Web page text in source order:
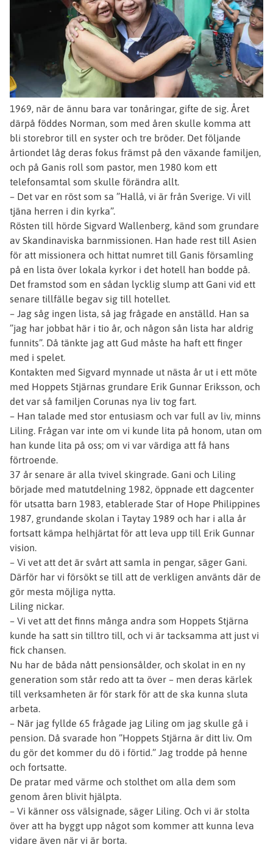
1969, när de ännu bara var tonåringar, gifte de sig. Året
därpå föddes Norman, som med åren skulle komma att
bli storebror till en syster och tre bröder. Det följande
årtiondet låg deras fokus främst på den växande familjen,
och på Ganis roll som pastor, men 1980 kom ett
telefonsamtal som skulle förändra allt.
– Det var en röst som sa ”Hallå, vi är från Sverige. Vi vill
tjäna herren i din kyrka”.
Rösten till hörde Sigvard Wallenberg, känd som grundare
av Skandinaviska barnmissionen. Han hade rest till Asien
för att missionera och hittat numret till Ganis församling
på en lista över lokala kyrkor i det hotell han bodde på.
Det framstod som en sådan lycklig slump att Gani vid ett
senare tillfälle begav sig till hotellet.
– Jag såg ingen lista, så jag frågade en anställd. Han sa
”jag har jobbat här i tio år, och någon sån lista har aldrig
funnits”. Då tänkte jag att Gud måste ha haft ett finger
med i spelet.
Kontakten med Sigvard mynnade ut nästa år ut i ett möte
med Hoppets Stjärnas grundare Erik Gunnar Eriksson, och
det var så familjen Corunas nya liv tog fart.
– Han talade med stor entusiasm och var full av liv, minns
Liling. Frågan var inte om vi kunde lita på honom, utan om
han kunde lita på oss; om vi var värdiga att få hans
förtroende.
37 år senare är alla tvivel skingrade. Gani och Liling
började med matutdelning 1982, öppnade ett dagcenter
för utsatta barn 1983, etablerade Star of Hope Philippines
1987, grundande skolan i Taytay 1989 och har i alla år
fortsatt kämpa helhjärtat för att leva upp till Erik Gunnar
vision.
– Vi vet att det är svårt att samla in pengar, säger Gani.
Därför har vi försökt se till att de verkligen använts där de
gör mesta möjliga nytta.
Liling nickar.
– Vi vet att det finns många andra som Hoppets Stjärna
kunde ha satt sin tilltro till, och vi är tacksamma att just vi
fick chansen.
Nu har de båda nått pensionsålder, och skolat in en ny
generation som står redo att ta över – men deras kärlek
till verksamheten är för stark för att de ska kunna sluta
arbeta.
– När jag fyllde 65 frågade jag Liling om jag skulle gå i
pension. Då svarade hon ”Hoppets Stjärna är ditt liv. Om
du gör det kommer du dö i förtid.” Jag trodde på henne
och fortsatte.
De pratar med värme och stolthet om alla dem som
genom åren blivit hjälpta.
– Vi känner oss välsignade, säger Liling. Och vi är stolta
över att ha byggt upp något som kommer att kunna leva
vidare även när vi är borta.